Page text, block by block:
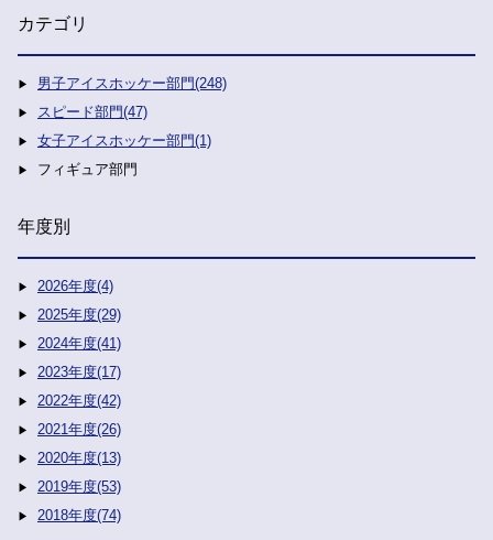
カテゴリ
男子アイスホッケー部門(248)
スピード部門(47)
女子アイスホッケー部門(1)
フィギュア部門
年度別
2026年度(4)
2025年度(29)
2024年度(41)
2023年度(17)
2022年度(42)
2021年度(26)
2020年度(13)
2019年度(53)
2018年度(74)